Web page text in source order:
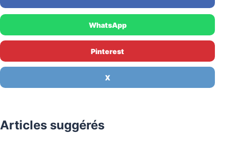
WhatsApp
Pinterest
X
Articles suggérés